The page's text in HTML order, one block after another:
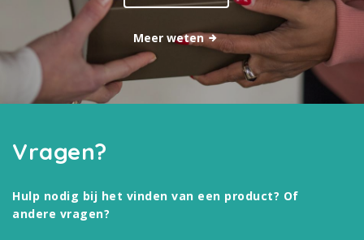
Meer weten
Vragen?
Hulp nodig bij het vinden van een product? Of
andere vragen?